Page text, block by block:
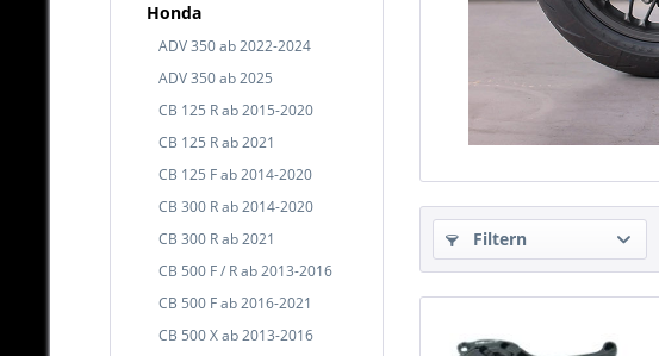
Honda
ADV 350 ab 2022-2024
ADV 350 ab 2025
CB 125 R ab 2015-2020
CB 125 R ab 2021
CB 125 F ab 2014-2020
CB 300 R ab 2014-2020
CB 300 R ab 2021
CB 500 F / R ab 2013-2016
CB 500 F ab 2016-2021
CB 500 X ab 2013-2016
Filtern